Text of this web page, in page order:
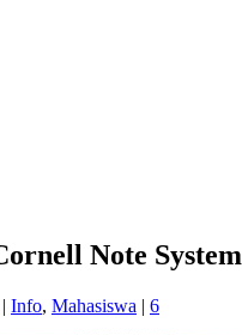
Note System
| Info, Mahasiswa | 6